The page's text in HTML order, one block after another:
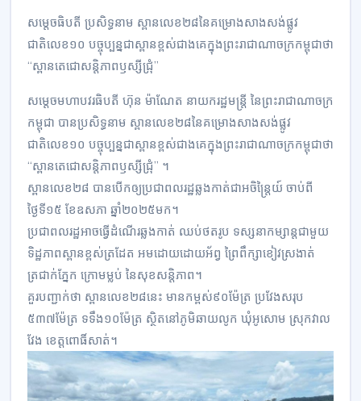
សម្តេចធិបតី ប្រសិទ្ធនាម​ ស្ពានលេខ២៨នៃគម្រោងសាងសង់ផ្លូវ
ជាតិលេខ១០​ បច្ចុប្បន្នជាស្ពានខ្ពស់ជាងគេក្នុងព្រះរាជាណាចក្រកម្ពុជាថា​
“ស្ពានតេជោសន្តិភាពឫស្សីជ្រុំ”​
សម្ដេចមហាបវរធិបតី​ ហ៊ុន​ ម៉ាណែត​ នាយករដ្ឋមន្ត្រី​ នៃព្រះរាជាណាចក្រ
កម្ពុជា​ បានប្រសិទ្ធនាម​ ស្ពានលេខ២៨នៃគម្រោងសាងសង់ផ្លូវ
ជាតិលេខ១០​ បច្ចុប្បន្នជាស្ពានខ្ពស់ជាងគេក្នុងព្រះរាជាណាចក្រកម្ពុជាថា​
“ស្ពានតេជោសន្តិភាពឫស្សីជ្រុំ”​ ។
ស្ពានលេខ២៨ បានបើកឲ្យប្រជាពលរដ្ឋឆ្លងកាត់ជាអចិន្ត្រៃយ៍ ចាប់ពី
ថ្ងៃទី១៥ ខែឧសភា ឆ្នាំ២០២៥មក។
ប្រជាពលរដ្ឋអាចធ្វើដំណើរឆ្លងកាត់ ឈប់ថតរូប ទស្សនាកម្សាន្តជាមួយ
ទិដ្ឋភាពស្ពានខ្ពស់ត្រដែត អមដោយដោយអ័ព្វ ព្រៃពឹក្សាខៀវស្រងាត់
ត្រជាក់ភ្នែក ក្រោមម្លប់ នៃសុខសន្តិភាព។
គួរបញ្ជាក់ថា ស្ពានលេខ២៨នេះ មានកម្ពស់៩០ម៉ែត្រ ប្រវែងសរុប
៥៣៧ម៉ែត្រ ទទឹង១០ម៉ែត្រ ស្ថិតនៅភូមិឆាយលូក ឃុំអូសោម ស្រុកវាល
វែង ខេត្តពោធិ៍សាត់។